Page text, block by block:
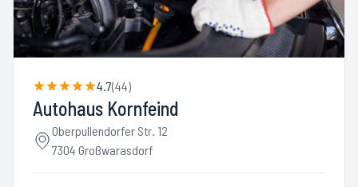
4.7(44)
Autohaus Kornfeind
Oberpullendorfer Str. 12
7304 Großwarasdorf